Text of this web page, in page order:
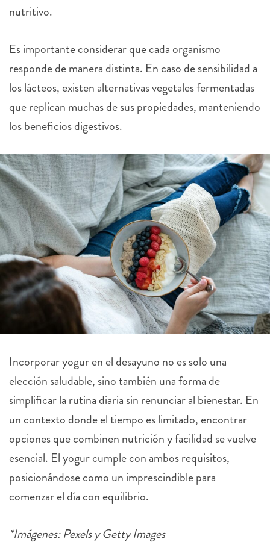
nutritivo.
Es importante considerar que cada organismo
responde de manera distinta. En caso de sensibilidad a
los lácteos, existen alternativas vegetales fermentadas
que replican muchas de sus propiedades, manteniendo
los beneficios digestivos.
Incorporar yogur en el desayuno no es solo una
elección saludable, sino también una forma de
simplificar la rutina diaria sin renunciar al bienestar. En
un contexto donde el tiempo es limitado, encontrar
opciones que combinen nutrición y facilidad se vuelve
esencial. El yogur cumple con ambos requisitos,
posicionándose como un imprescindible para
comenzar el día con equilibrio.
*Imágenes: Pexels y Getty Images